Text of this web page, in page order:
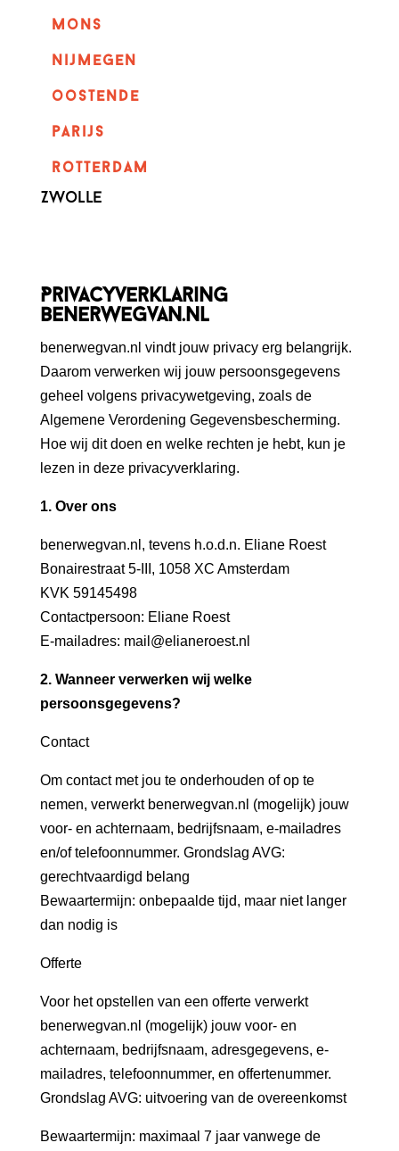
mons
nijmegen
oostende
parijs
rotterdam
Zwolle
Privacyverklaring
benerwegvan.nl
benerwegvan.nl vindt jouw privacy erg belangrijk.
Daarom verwerken wij jouw persoonsgegevens
geheel volgens privacywetgeving, zoals de
Algemene Verordening Gegevensbescherming.
Hoe wij dit doen en welke rechten je hebt, kun je
lezen in deze privacyverklaring.
1. Over ons
benerwegvan.nl, tevens h.o.d.n. Eliane Roest
Bonairestraat 5-III, 1058 XC Amsterdam
KVK 59145498
Contactpersoon: Eliane Roest
E-mailadres: mail@elianeroest.nl
2. Wanneer verwerken wij welke
persoonsgegevens?
Contact
Om contact met jou te onderhouden of op te
nemen, verwerkt benerwegvan.nl (mogelijk) jouw
voor- en achternaam, bedrijfsnaam, e-mailadres
en/of telefoonnummer. Grondslag AVG:
gerechtvaardigd belang
Bewaartermijn: onbepaalde tijd, maar niet langer
dan nodig is
Offerte
Voor het opstellen van een offerte verwerkt
benerwegvan.nl (mogelijk) jouw voor- en
achternaam, bedrijfsnaam, adresgegevens, e-
mailadres, telefoonnummer, en offertenummer.
Grondslag AVG: uitvoering van de overeenkomst
Bewaartermijn: maximaal 7 jaar vanwege de